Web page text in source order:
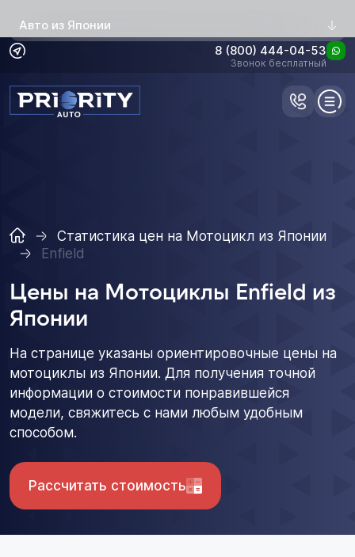
Авто из Японии
8 (800) 444-04-53
Звонок бесплатный
Статистика цен на Мотоцикл из Японии
Enfield
Цены на Мотоциклы Enfield из
Японии
На странице указаны ориентировочные цены на
мотоциклы из Японии. Для получения точной
информации о стоимости понравившейся
модели, свяжитесь с нами любым удобным
способом.
Рассчитать стоимость